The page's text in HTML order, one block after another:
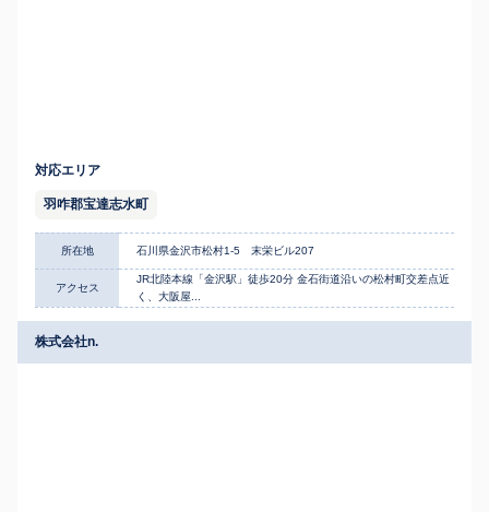
対応エリア
羽咋郡宝達志水町
所在地 石川県金沢市松村1-5 末栄ビル207
アクセス
JR北陸本線「金沢駅」徒歩20分 金石街道沿いの松村町交差点近
く、大阪屋...
株式会社n.